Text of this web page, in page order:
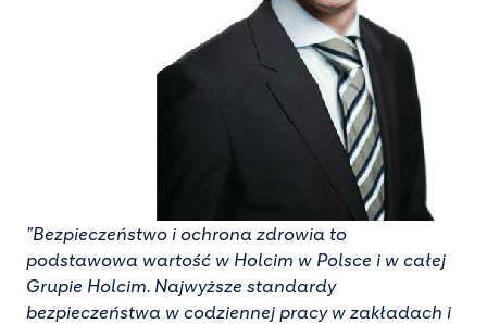
"Bezpieczeństwo i ochrona zdrowia to
podstawowa wartość w Holcim w Polsce i w całej
Grupie Holcim. Najwyższe standardy
bezpieczeństwa w codziennej pracy w zakładach i